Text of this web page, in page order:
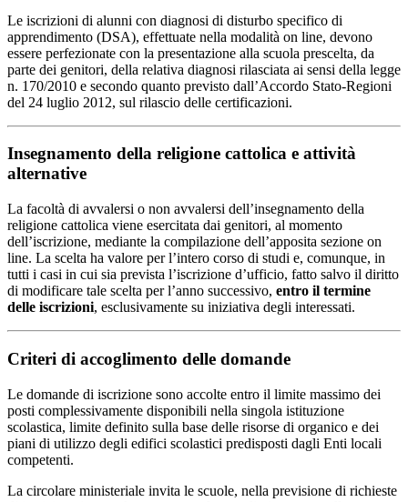
Le iscrizioni di alunni con diagnosi di disturbo specifico di
apprendimento (DSA), effettuate nella modalità on line, devono
essere perfezionate con la presentazione alla scuola prescelta, da
parte dei genitori, della relativa diagnosi rilasciata ai sensi della legge
n. 170/2010 e secondo quanto previsto dall’Accordo Stato-Regioni
del 24 luglio 2012, sul rilascio delle certificazioni.
Insegnamento della religione cattolica e attività
alternative
La facoltà di avvalersi o non avvalersi dell’insegnamento della
religione cattolica viene esercitata dai genitori, al momento
dell’iscrizione, mediante la compilazione dell’apposita sezione on
line. La scelta ha valore per l’intero corso di studi e, comunque, in
tutti i casi in cui sia prevista l’iscrizione d’ufficio, fatto salvo il diritto
di modificare tale scelta per l’anno successivo, entro il termine
delle iscrizioni, esclusivamente su iniziativa degli interessati.
Criteri di accoglimento delle domande
Le domande di iscrizione sono accolte entro il limite massimo dei
posti complessivamente disponibili nella singola istituzione
scolastica, limite definito sulla base delle risorse di organico e dei
piani di utilizzo degli edifici scolastici predisposti dagli Enti locali
competenti.
La circolare ministeriale invita le scuole, nella previsione di richieste